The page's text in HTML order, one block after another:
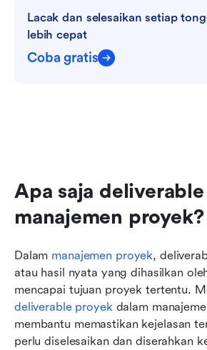
Lacak dan selesaikan setiap
lebih cepat
Coba gratis
Apa saja
manajemen proyek?
Dalam manajemen proyek,
atau hasil nyata yang dihasilkan
deliverable proyek dalam
membantu memastikan kejelasan
perlu diselesaikan dan diserahkan